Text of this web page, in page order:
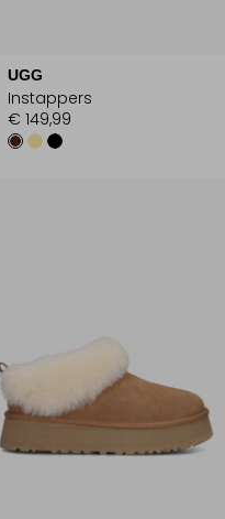
UGG
Instappers
€ 149,99